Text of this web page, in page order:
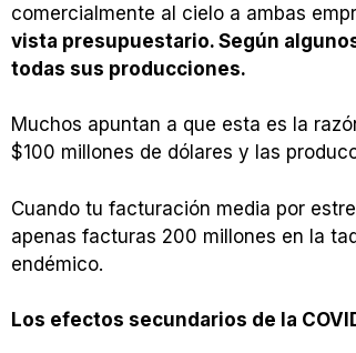
comercialmente al cielo a ambas
vista presupuestario. Según
todas sus producciones.
Muchos apuntan a que esta es la
$100 millones de dólares y las
Cuando tu facturación media por
apenas facturas 200 millones en la
endémico.
Los efectos secundarios de la